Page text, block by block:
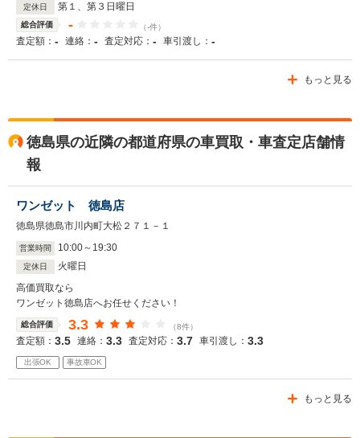
定休日 第１、第３日曜日
総合評価 - （-件）
査定額： - 連絡： - 査定対応： - 車引渡し： -
もっと見る
徳島県の近隣の都道府県の車買取・車査定店舗情
報
ワンゼット 徳島店
徳島県徳島市川内町大松２７１－１
営業時間 10:00～ 19:30
定休日
火曜日
高価買取なら
ワンゼット徳島店へお任せください！
総合評価 3.3 （8件）
査定額： 3.5 連絡： 3.3 査定対応： 3.7 車引渡し： 3.3
出張OK 事故車OK
もっと見る